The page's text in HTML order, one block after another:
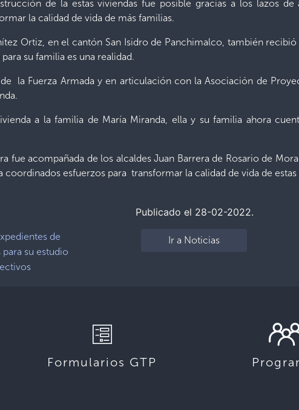
de la estas viviendas fue posible gracias a los lazos
la calidad de vida de más familias.
Ortiz, en el cantón San Isidro de Panchimalco, también
su familia es una realidad.
la Fuerza Armada y en articulación con la Asociación de
a la familia de María Miranda, ella y su familia ahora
fue acompañada de los alcaldes Juan Barrera de Rosario de
coordinados esfuerzos para transformar la calidad de vida de estas
Publicado el 28-02-2022.
de
su estudio
Ir a Noticias
Formularios GTP